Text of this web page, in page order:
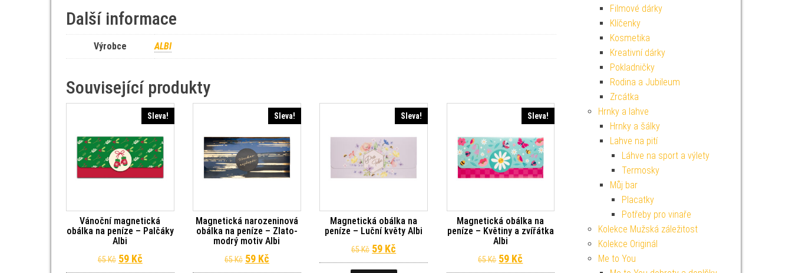
Další informace
Výrobce ALBI
Související produkty
Sleva!
Vánoční magnetická
obálka na peníze – Palčáky
Albi
65Kč Původní cena byla: 65 Kč.
59 KčAktuální cena je: 59 Kč.
Sleva!
Magnetická narozeninová
obálka na peníze – Zlato-
modrý motiv Albi
65Kč Původní cena byla: 65 Kč.
59 KčAktuální cena je: 59 Kč.
Sleva!
Magnetická obálka na
peníze – Luční květy Albi
65Kč Původní cena byla: 65 Kč.
59 Kč Aktuální cena je: 59 Kč.
Sleva!
Magnetická obálka na
peníze – Květiny a zvířátka
Albi
65Kč Původní cena byla: 65 Kč.
59 Kč Aktuální cena je: 59 Kč.
Filmové dárky
Klíčenky
Kosmetika
Kreativní dárky
Pokladničky
Rodina a Jubileum
Zrcátka
Hrnky a lahve
Hrnky a šálky
Lahve na pití
Láhve na sport a výlety
Termosky
Můj bar
Placatky
Potřeby pro vinaře
Kolekce Mužská záležitost
Kolekce Originál
Me to You